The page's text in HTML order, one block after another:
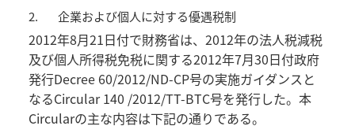
2. 企業および個人に対する優遇税制
2012年8月21日付で財務省は、2012年の法人税減税
及び個人所得税免税に関する2012年7月30日付政府
発行Decree 60/2012/ND-CP号の実施ガイダンスと
なるCircular 140 /2012/TT-BTC号を発行した。本
Circularの主な内容は下記の通りである。